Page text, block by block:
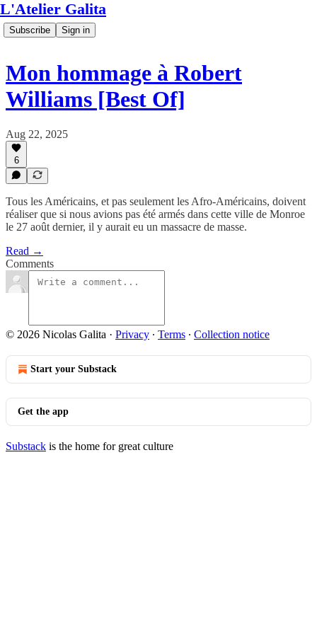
L'Atelier Galita
Subscribe Sign in
Mon hommage à Robert
Williams [Best Of]
Aug 22, 2025
6
Tous les Américains, et pas seulement les Afro-Américains, doivent
réaliser que si nous avions pas été armés dans cette ville de Monroe
le 27 août dernier, il y aurait eu un massacre de masse.
Read →
Comments
© 2026 Nicolas Galita · Privacy ∙ Terms ∙ Collection notice
Start your Substack
Get the app
Substack is the home for great culture